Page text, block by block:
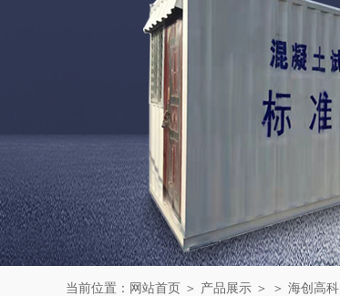
当前位置： 网站首页 ＞ 产品展示 ＞ ＞ 海创高科